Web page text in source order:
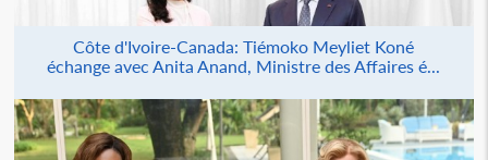
Côte d'Ivoire-Canada: Tiémoko Meyliet Koné
échange avec Anita Anand, Ministre des Affaires é...